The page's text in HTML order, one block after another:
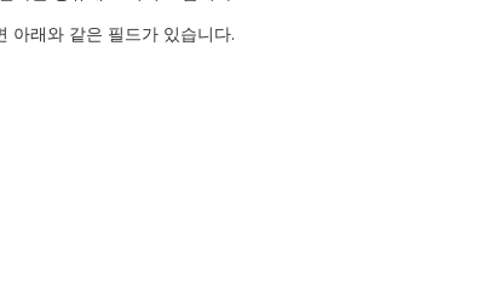
아래와 같은 필드가 있습니다.